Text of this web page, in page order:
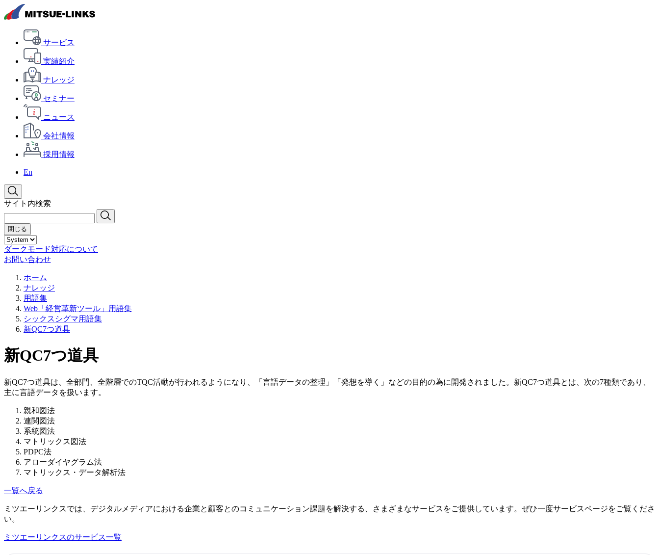
サービス
実績紹介
ナレッジ
セミナー
ニュース
会社情報
採用情報
En
サイト内検索
閉じる
ダークモード対応について
お問い合わせ
ホーム
ナレッジ
用語集
Web「経営革新ツール」用語集
シックスシグマ用語集
新QC7つ道具
新QC7つ道具
新QC7つ道具は、全部門、全階層でのTQC活動が行われるようになり、「言語データの整理」「発想を導く」などの目的の為に開発されました。新QC7つ道具とは、次の7種類であり、
主に言語データを扱います。
親和図法
連関図法
系統図法
マトリックス図法
PDPC法
アローダイヤグラム法
マトリックス・データ解析法
一覧へ戻る
ミツエーリンクスでは、デジタルメディアにおける企業と顧客とのコミュニケーション課題を解決する、さまざまなサービスをご提供しています。ぜひ一度サービスページをご覧くださ
い。
ミツエーリンクスのサービス一覧